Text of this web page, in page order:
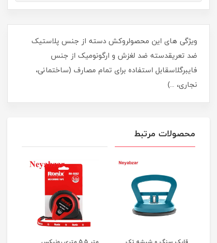
ویژگی های این محصولروکش دسته از جنس پلاستیک
ضد تعریقدسته ضد لغزش و ارگونومیک از جنس
فایبرگلاسقابل استفاده برای تمام مصارف (ساختمانی،
نجاری، ...)
محصولات مرتبط